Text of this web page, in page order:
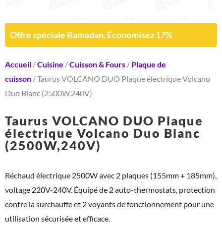
Offre spéciale Ramadan, Économisez 17%
Accueil /Cuisine /Cuisson & Fours / Plaque de
cuisson / Taurus VOLCANO DUO Plaque électrique Volcano
Duo Blanc (2500W,240V)
Taurus VOLCANO DUO Plaque
électrique Volcano Duo Blanc
(2500W,240V)
Réchaud électrique 2500W avec 2 plaques (155mm + 185mm),
voltage 220V-240V. Équipé de 2 auto-thermostats, protection
contre la surchauffe et 2 voyants de fonctionnement pour une
utilisation sécurisée et efficace.